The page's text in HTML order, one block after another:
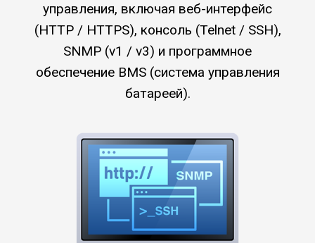
управления, включая веб-интерфейс
(HTTP / HTTPS), консоль (Telnet / SSH),
SNMP (v1 / v3) и программное
обеспечение BMS (система управления
батареей).